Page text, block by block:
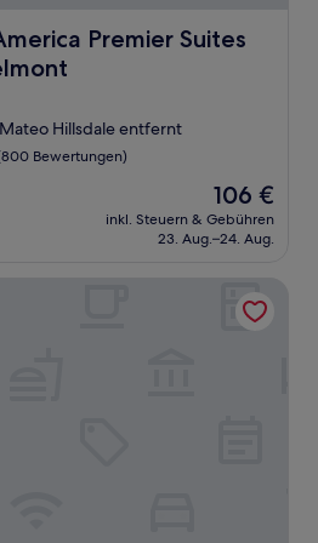
Premier Suites
Premier Suites San Francisco
Hillsdale entfernt
Bewertungen)
Der
Preis
beträgt
106 €
inkl. Steuern & Gebühren
23. Aug.–24. Aug.